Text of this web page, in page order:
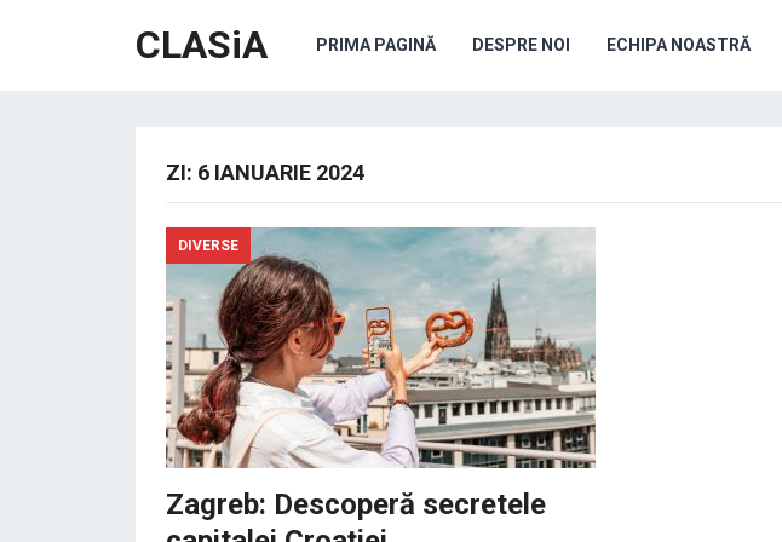
CLASiA PRIMA PAGINĂ DESPRE NOI ECHIPA NOASTRĂ
ZI: 6 IANUARIE 2024
DIVERSE
Zagreb: Descoperă secretele